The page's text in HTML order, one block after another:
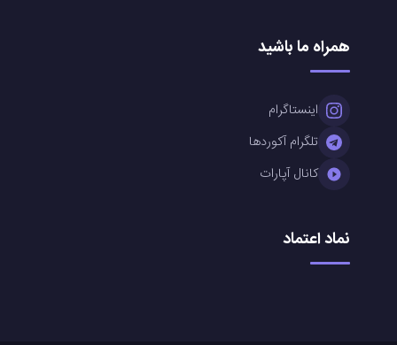
همراه ما باشید
اینستاگرام
تلگرام آکوردها
کانال آپارات
نماد اعتماد